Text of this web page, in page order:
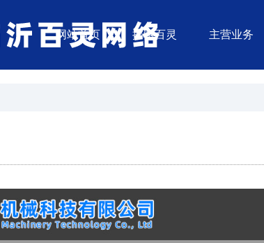
网站首页 探索百灵 主营业务